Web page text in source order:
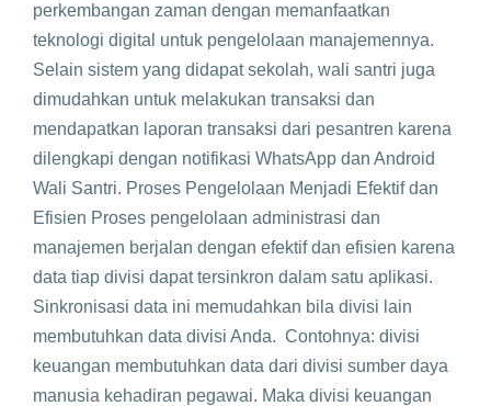
perkembangan zaman dengan memanfaatkan
teknologi digital untuk pengelolaan manajemennya.
Selain sistem yang didapat sekolah, wali santri juga
dimudahkan untuk melakukan transaksi dan
mendapatkan laporan transaksi dari pesantren karena
dilengkapi dengan notifikasi WhatsApp dan Android
Wali Santri. Proses Pengelolaan Menjadi Efektif dan
Efisien Proses pengelolaan administrasi dan
manajemen berjalan dengan efektif dan efisien karena
data tiap divisi dapat tersinkron dalam satu aplikasi.
Sinkronisasi data ini memudahkan bila divisi lain
membutuhkan data divisi Anda. Contohnya: divisi
keuangan membutuhkan data dari divisi sumber daya
manusia kehadiran pegawai. Maka divisi keuangan